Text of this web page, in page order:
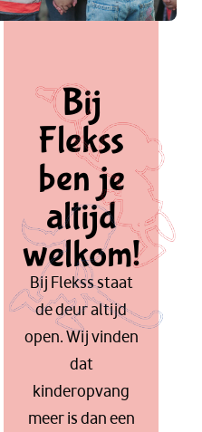
Bij
Flekss
ben je
altijd
welkom!
Bij Flekss staat
de deur altijd
open. Wij vinden
dat
kinderopvang
meer is dan een